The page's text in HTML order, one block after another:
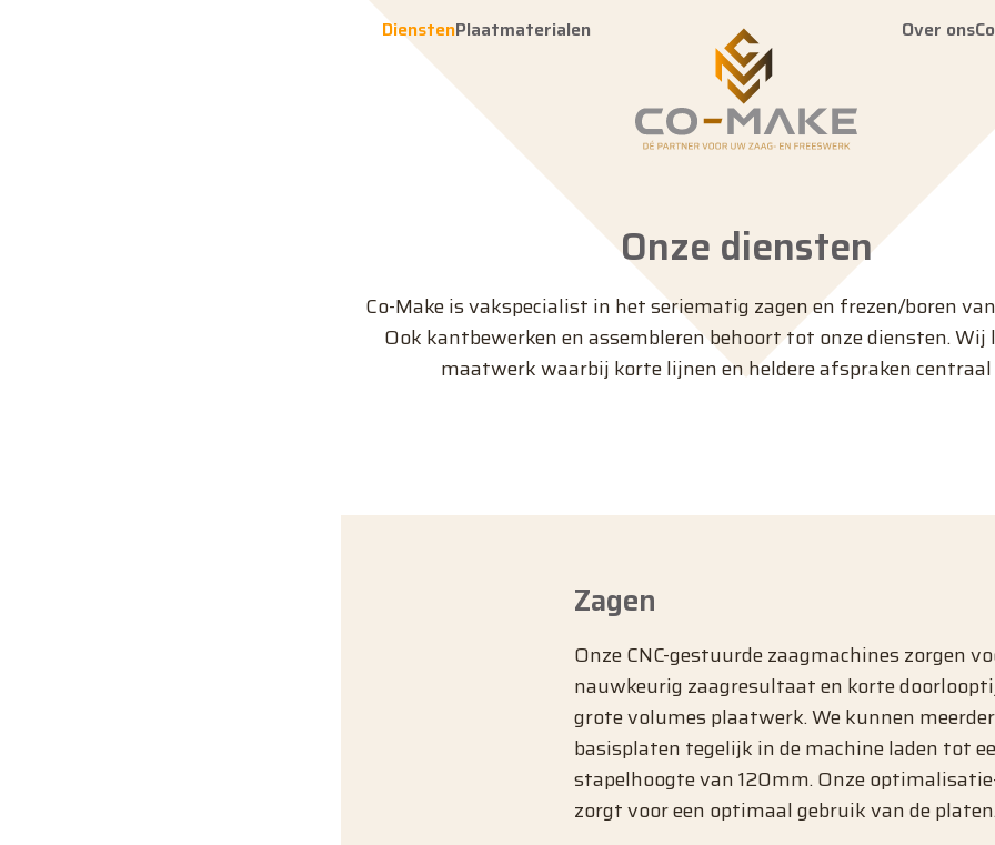
DienstenPlaatmaterialen Over ons
Onze diensten
Co-Make is vakspecialist in het seriematig zagen en frezen/boren
Ook kantbewerken en assembleren behoort tot onze diensten.
maatwerk waarbij korte lijnen en heldere afspraken
Zagen
Onze CNC-gestuurde zaagmachines zorgen
nauwkeurig zaagresultaat en korte
grote volumes plaatwerk. We kunnen
basisplaten tegelijk in de machine laden tot
stapelhoogte van 120mm. Onze
zorgt voor een optimaal gebruik van de